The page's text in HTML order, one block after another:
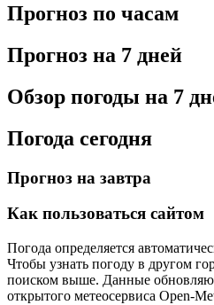
Прогноз по часам
Прогноз на 7 дней
Обзор погоды на 7
Погода сегодня
Прогноз на завтра
Как пользоваться сайтом
Погода определяется
Чтобы узнать погоду в другом
поиском выше. Данные
открытого метеосервиса Open-